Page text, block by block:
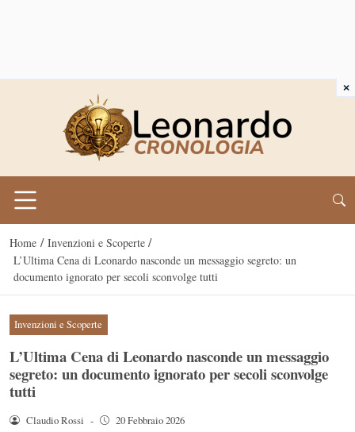
Home / Invenzioni e Scoperte /
L’Ultima Cena di Leonardo nasconde un messaggio segreto: un
documento ignorato per secoli sconvolge tutti
Invenzioni e Scoperte
L’Ultima Cena di Leonardo nasconde un messaggio
segreto: un documento ignorato per secoli sconvolge
tutti
Claudio Rossi - 20 Febbraio 2026
×